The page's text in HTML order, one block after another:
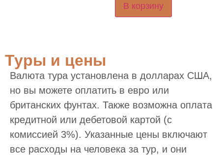
В корзину
Туры и цены
Валюта тура установлена в долларах США,
но вы можете оплатить в евро или
британских фунтах. Также возможна оплата
кредитной или дебетовой картой (с
комиссией 3%). Указанные цены включают
все расходы на человека за тур, и они